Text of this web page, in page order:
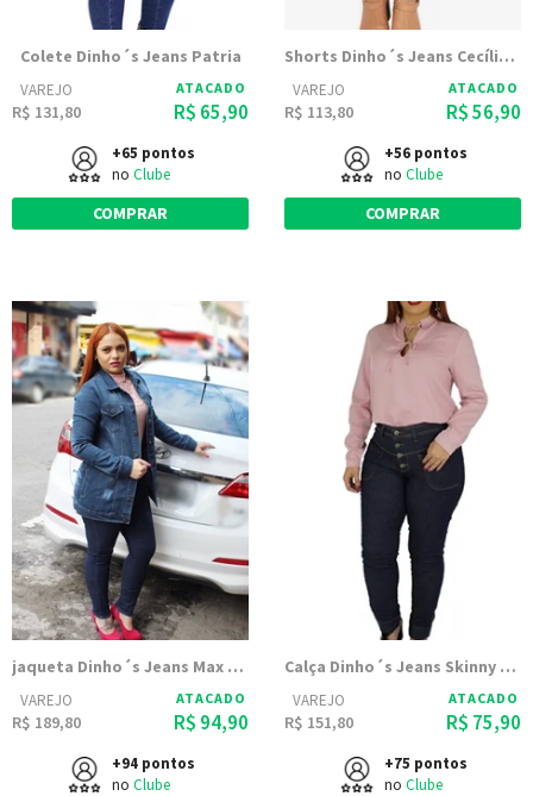
Colete Dinho´s Jeans Patria
VAREJO
R$ 131,80
ATACADO
R$ 65,90
+65 pontos
no Clube
COMPRAR
Shorts Dinho´s Jeans Cecília Delavê (2481)
VAREJO
R$ 113,80
ATACADO
R$ 56,90
+56 pontos
no Clube
COMPRAR
jaqueta Dinho´s Jeans Max Patria
VAREJO
R$ 189,80
ATACADO
R$ 94,90
+94 pontos
no Clube
Calça Dinho´s Jeans Skinny Cecília (2501)
VAREJO
R$ 151,80
ATACADO
R$ 75,90
+75 pontos
no Clube